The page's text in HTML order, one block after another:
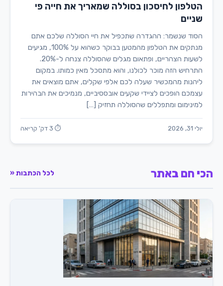
הטלפון לחיסכון בסוללה שמאריך את חייה פי
שניים
הסוד שנשמר: ההגדרה שתכפיל את חיי הסוללה שלכם אתם
מנתקים את הטלפון מהמטען בבוקר כשהוא על 100%, מגיעים
לשעות הצהריים, ופתאום מגלים שהסוללה צנחה ל-20%.
התרחיש הזה מוכר לכולנו, והוא מתסכל מאין כמותו. במקום
ליהנות מהמכשיר שעלה לכם אלפי שקלים, אתם מוצאים את
עצמכם הופכים לציידי שקעים אובססיביים, מנמיכים את הבהירות
למינימום ומתפללים שהסוללה תחזיק […]
יולי 31, 2026 ⏱ 3 דק' קריאה
הכי חם באתר לכל הכתבות «